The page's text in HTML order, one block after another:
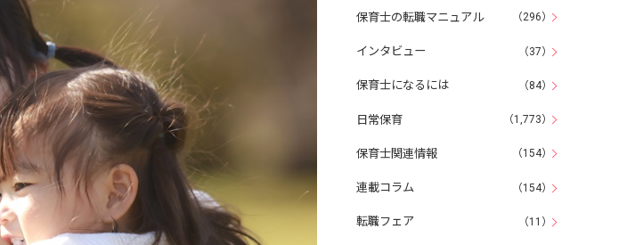
保育士の転職マニュアル （296）
インタビュー （37）
保育士になるには （84）
日常保育 （1,773）
保育士関連情報 （154）
連載コラム （154）
転職フェア （11）